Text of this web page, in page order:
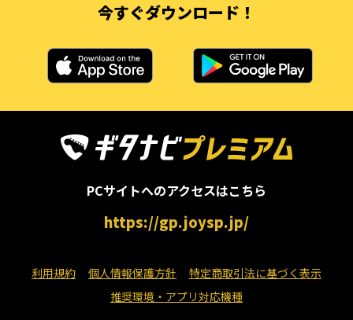
今すぐダウンロード！
PCサイトへのアクセスはこちら
https://gp.joysp.jp/
利用規約 個人情報保護方針
特定商取引法に基づく表示
推奨環境・アプリ対応機種